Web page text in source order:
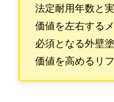
法定耐用年数と
価値を左右する
必須となる外壁
価値を高めるリ